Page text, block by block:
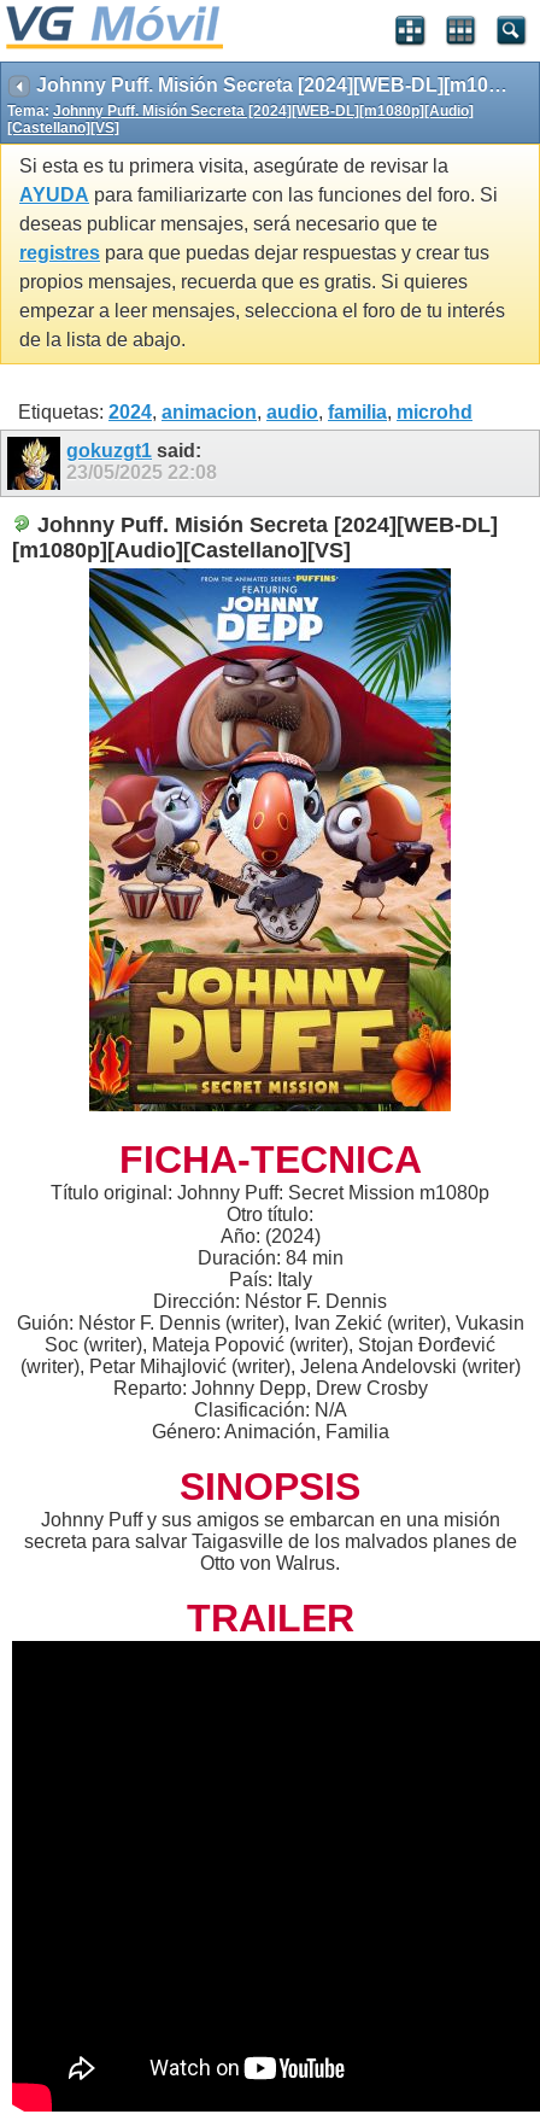
Johnny Puff. Misión Secreta [2024][WEB-DL][m1080p][Audio][Castellano][VS]
Tema: Johnny Puff. Misión Secreta [2024][WEB-DL][m1080p][Audio]
[Castellano][VS]
Si esta es tu primera visita, asegúrate de revisar la
AYUDA para familiarizarte con las funciones del foro. Si
deseas publicar mensajes, será necesario que te
registres para que puedas dejar respuestas y crear tus
propios mensajes, recuerda que es gratis. Si quieres
empezar a leer mensajes, selecciona el foro de tu interés
de la lista de abajo.
Etiquetas: 2024, animacion, audio, familia, microhd
gokuzgt1 said:
23/05/2025 22:08
Johnny Puff. Misión Secreta [2024][WEB-DL]
[m1080p][Audio][Castellano][VS]
FICHA-TECNICA
Título original: Johnny Puff: Secret Mission m1080p
Otro título:
Año: (2024)
Duración: 84 min
País: Italy
Dirección: Néstor F. Dennis
Guión: Néstor F. Dennis (writer), Ivan Zekić (writer), Vukasin
Soc (writer), Mateja Popović (writer), Stojan Đorđević
(writer), Petar Mihajlović (writer), Jelena Andelovski (writer)
Reparto: Johnny Depp, Drew Crosby
Clasificación: N/A
Género: Animación, Familia
SINOPSIS
Johnny Puff y sus amigos se embarcan en una misión
secreta para salvar Taigasville de los malvados planes de
Otto von Walrus.
TRAILER